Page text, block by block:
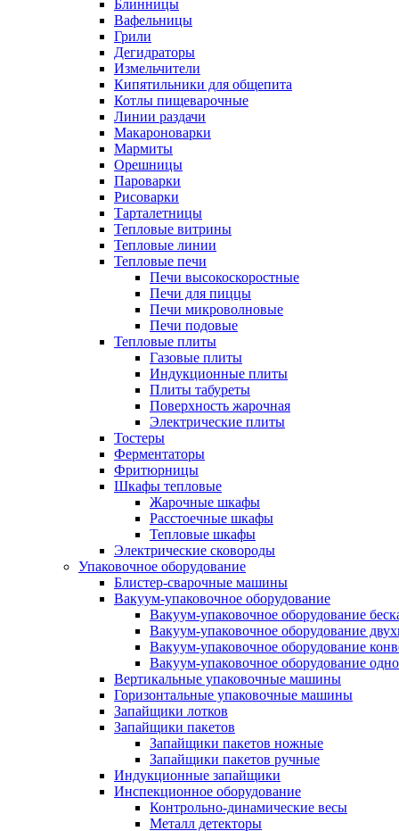
Блинницы
Вафельницы
Грили
Дегидраторы
Измельчители
Кипятильники для общепита
Котлы пищеварочные
Линии раздачи
Макароноварки
Мармиты
Орешницы
Пароварки
Рисоварки
Тарталетницы
Тепловые витрины
Тепловые линии
Тепловые печи
Печи высокоскоростные
Печи для пиццы
Печи микроволновые
Печи подовые
Тепловые плиты
Газовые плиты
Индукционные плиты
Плиты табуреты
Поверхность жарочная
Электрические плиты
Тостеры
Ферментаторы
Фритюрницы
Шкафы тепловые
Жарочные шкафы
Расстоечные шкафы
Тепловые шкафы
Электрические сковороды
Упаковочное оборудование
Блистер-сварочные машины
Вакуум-упаковочное оборудование
Вакуум-упаковочное оборудование
Вакуум-упаковочное оборудование
Вакуум-упаковочное оборудование
Вакуум-упаковочное оборудование
Вертикальные упаковочные машины
Горизонтальные упаковочные машины
Запайщики лотков
Запайщики пакетов
Запайщики пакетов ножные
Запайщики пакетов ручные
Индукционные запайщики
Инспекционное оборудование
Контрольно-динамические весы
Металл детекторы